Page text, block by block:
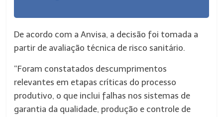
De acordo com a Anvisa, a decisão foi tomada a
partir de avaliação técnica de risco sanitário.
“Foram constatados descumprimentos
relevantes em etapas críticas do processo
produtivo, o que inclui falhas nos sistemas de
garantia da qualidade, produção e controle de